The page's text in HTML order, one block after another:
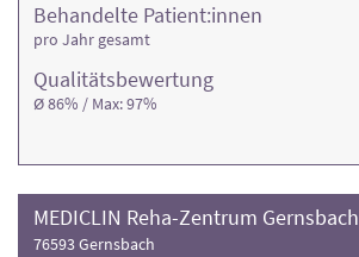
Qualitäts­bewertung
Ø 86% / Max: 97%
Behandelte Patient:innen
pro Jahr gesamt
MEDICLIN Reha-Zentrum Gernsbach
76593 Gernsbach